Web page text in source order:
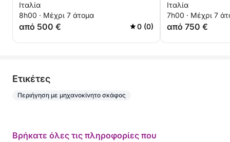
Ιταλία
8h00 · Μέχρι 7 άτομα
από 500 € 0 (0)
Ιταλία
7h00 · Μέχρι 7
από 750 €
Eτικέτες
Περιήγηση με μηχανοκίνητο σκάφος
Βρήκατε όλες τις πληροφορίες που